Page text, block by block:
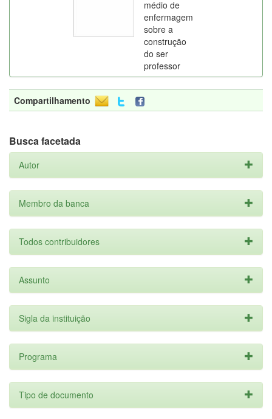
médio de
enfermagem
sobre a
construção
do ser
professor
Compartilhamento
Busca facetada
Autor
Membro da banca
Todos contribuidores
Assunto
Sigla da instituição
Programa
Tipo de documento